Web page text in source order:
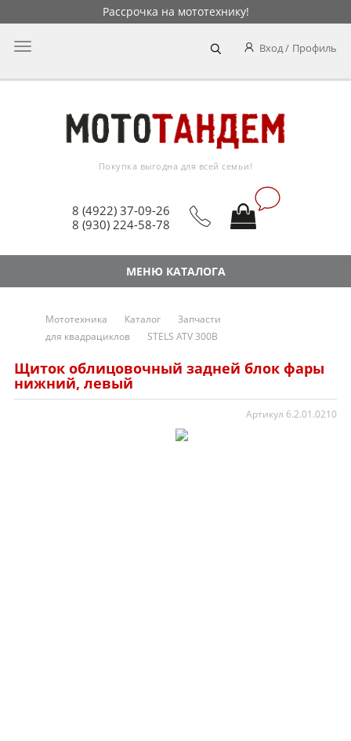
Рассрочка на мототехнику!
Вход Профиль
Главное
8 (4922) 37-09-26
8 (930) 224-58-78
Покупка выгодна для всей семьи!
МЕНЮ КАТАЛОГА
Мототехника Каталог
Запчасти
для квадрациклов
STELS ATV 300B
Щиток облицовочный задней блок фары
нижний, левый
Артикул 6.2.01.0210